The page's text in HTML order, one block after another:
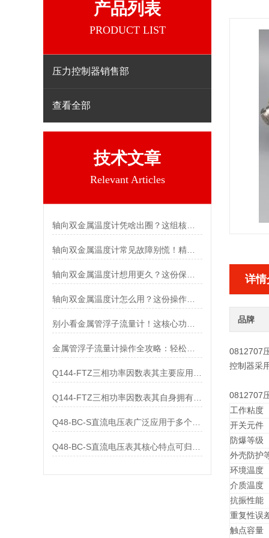
产品列表
PRODUCT LIST
压力控制器销售部
查看全部
技术文章
Relevant Articles
轴向双金属温度计凭啥出圈？这组核心特点给出了答案
轴向双金属温度计常见故障别慌！精准定位，轻松搞定难题
轴向双金属温度计怎么用？这份操作指南，新手也能快速拿捏！
金属管浮子流量计操作全攻略：轻松拿捏，精准掌控每一步！
Q144-FTZ三相功率因数表其自身拥有怎样的功能呢？
详
品牌
0812707
控制器采
0812707
工作粘度
开关元件
防爆等级
外壳防护
环境温度
介质温度
抗振性能
重复性误
触点容量